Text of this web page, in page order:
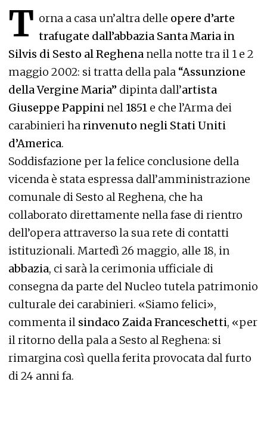
T orna a casa un’altra delle opere d’arte
trafugate dall’abbazia Santa Maria in
Silvis di Sesto al Reghena nella notte tra il 1 e 2
maggio 2002: si tratta della pala “Assunzione
della Vergine Maria” dipinta dall’artista
Giuseppe Pappini nel 1851 e che l’Arma dei
carabinieri harinvenuto negli Stati Uniti
d’America.
Soddisfazione per la felice conclusione della
vicenda è stata espressa dall’amministrazione
comunale di Sesto al Reghena, che ha
collaborato direttamente nella fase di rientro
dell’opera attraverso la sua rete di contatti
istituzionali. Martedì 26 maggio, alle 18, in
abbazia, ci sarà la cerimonia ufficiale di
consegna da parte del Nucleo tutela patrimonio
culturale dei carabinieri. «Siamo felici»,
commenta il sindaco Zaida Franceschetti, «per
il ritorno della pala a Sesto al Reghena: si
rimargina così quella ferita provocata dal furto
di 24 anni fa.